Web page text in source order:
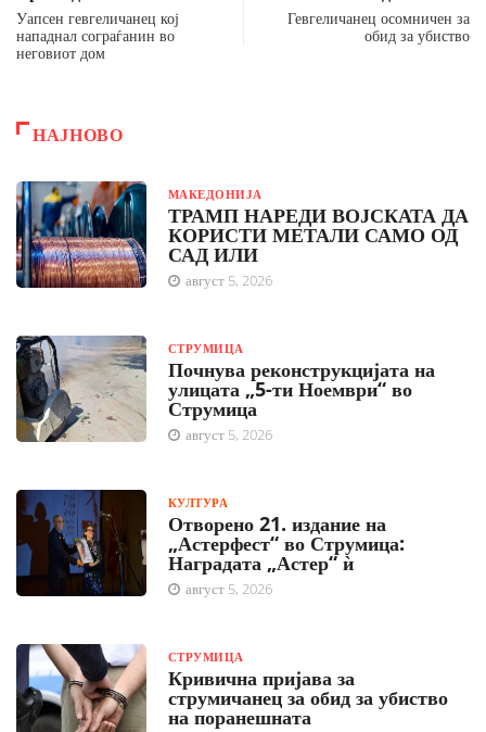
Уапсен гевгеличанец кој
нападнал сограѓанин во
неговиот дом
Гевгеличанец осомничен за
обид за убиство
НАЈНОВО
МАКЕДОНИЈА
ТРАМП НАРЕДИ ВОЈСКАТА ДА
КОРИСТИ МЕТАЛИ САМО ОД
САД ИЛИ
август 5, 2026
СТРУМИЦА
Почнува реконструкцијата на
улицата „5-ти Ноември“ во
Струмица
август 5, 2026
КУЛТУРА
Отворено 21. издание на
„Астерфест“ во Струмица:
Наградата „Астер“ ѝ
август 5, 2026
СТРУМИЦА
Кривична пријава за
струмичанец за обид за убиство
на поранешната